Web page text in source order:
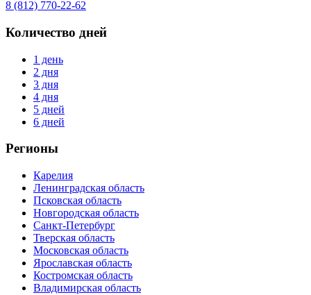
8 (812) 770-22-62
Количество дней
1 день
2 дня
3 дня
4 дня
5 дней
6 дней
Регионы
Карелия
Ленинградская область
Псковская область
Новгородская область
Санкт-Петербург
Тверская область
Московская область
Ярославская область
Костромская область
Владимирская область